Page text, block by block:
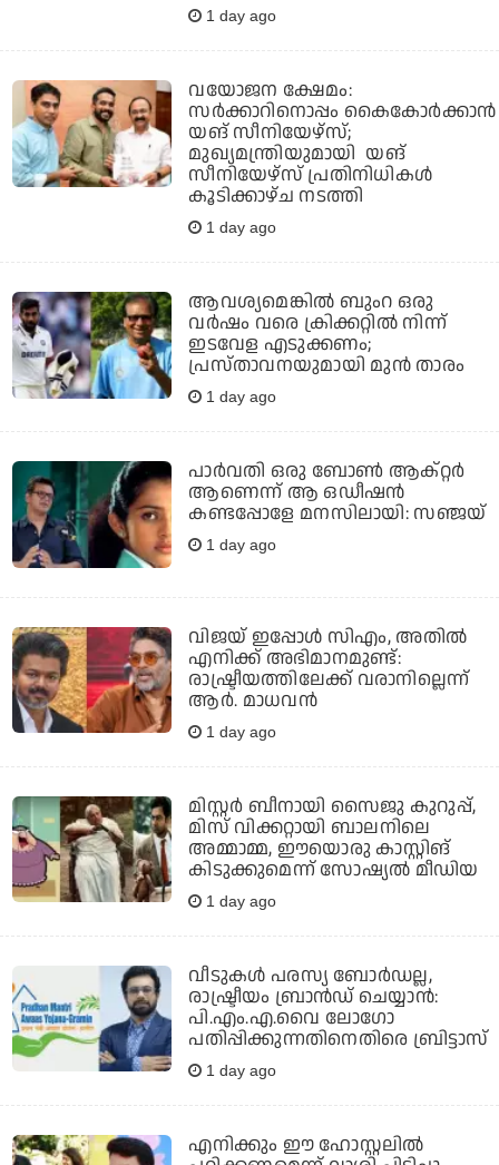
1 day ago
വയോജന ക്ഷേമം:
സർക്കാറിനൊപ്പം കൈകോർക്കാൻ
യങ് സീനിയേഴ്‌സ്;
മുഖ്യമന്ത്രിയുമായി യങ്
സീനിയേഴ്‌സ് പ്രതിനിധികൾ
കൂടിക്കാഴ്ച നടത്തി
1 day ago
ആവശ്യമെങ്കില്‍ ബുംറ ഒരു
വര്‍ഷം വരെ ക്രിക്കറ്റില്‍ നിന്ന്
ഇടവേള എടുക്കണം;
പ്രസ്താവനയുമായി മുന്‍ താരം
1 day ago
പാർവതി ഒരു ബോൺ ആക്റ്റർ
ആണെന്ന് ആ ഒഡീഷൻ
കണ്ടപ്പോളേ മനസിലായി: സഞ്ജയ്
1 day ago
വിജയ് ഇപ്പോൾ സിഎം, അതിൽ
എനിക്ക് അഭിമാനമുണ്ട്:
രാഷ്ട്രീയത്തിലേക്ക് വരാനില്ലെന്ന്
ആർ. മാധവൻ
1 day ago
മിസ്റ്റര്‍ ബീനായി സൈജു കുറുപ്പ്,
മിസ് വിക്കറ്റായി ബാലനിലെ
അമ്മാമ്മ, ഈയൊരു കാസ്റ്റിങ്
കിടുക്കുമെന്ന് സോഷ്യല്‍ മീഡിയ
1 day ago
വീടുകൾ പരസ്യ ബോർഡല്ല,
രാഷ്ട്രീയം ബ്രാൻഡ് ചെയ്യാൻ:
പി.എം.എ.വൈ ലോ​ഗോ
പതിപ്പിക്കുന്നതിനെതിരെ ബ്രിട്ടാസ്
1 day ago
എനിക്കും ഈ ഹോസ്റ്റലില്‍